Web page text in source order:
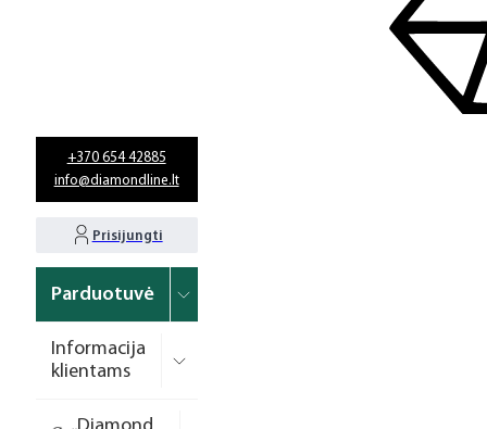
+370 654 42885
info@diamondline.lt
Prisijungti
Parduotuvė
Informacija
klientams